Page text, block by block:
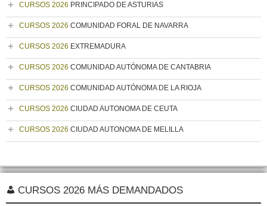
CURSOS 2026 PRINCIPADO DE ASTURIAS
CURSOS 2026 COMUNIDAD FORAL DE NAVARRA
CURSOS 2026 EXTREMADURA
CURSOS 2026 COMUNIDAD AUTÓNOMA DE CANTABRIA
CURSOS 2026 COMUNIDAD AUTÓNOMA DE LA RIOJA
CURSOS 2026 CIUDAD AUTONOMA DE CEUTA
CURSOS 2026 CIUDAD AUTONOMA DE MELILLA
CURSOS 2026 MÁS DEMANDADOS